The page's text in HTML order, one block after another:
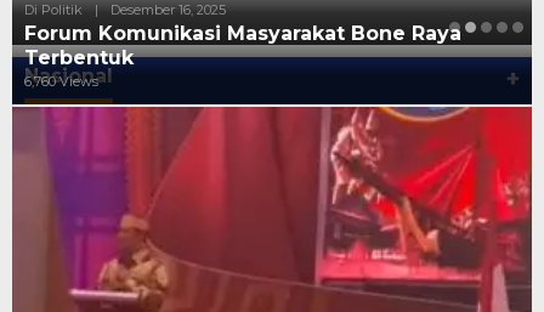
Di Politik | Desember 16, 2025
Nasional +
Forum Komunikasi Masyarakat Bone Raya
Terbentuk
6,760 Views